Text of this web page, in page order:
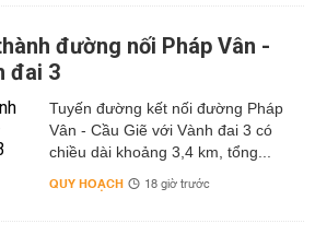
đường nối Pháp Vân -
đai 3
Tuyến đường kết nối đường Pháp
Vân - Cầu Giẽ với Vành đai 3 có
chiều dài khoảng 3,4 km, tổng...
QUY HOẠCH 18 giờ trước